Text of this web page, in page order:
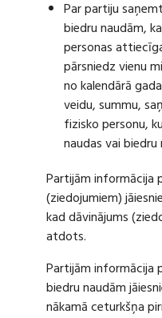
Par partiju
biedru naudām,
personas
pārsniedz vienu
no kalendārā
veidu, summu,
fizisko personu,
naudas vai biedru
Partijām informācija
(ziedojumiem)
kad dāvinājums
atdots.
Partijām informācija
biedru naudām
nākamā ceturkšņa